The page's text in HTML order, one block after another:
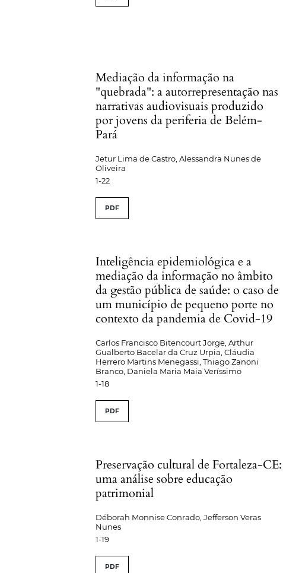
Mediação da informação na
"quebrada": a autorrepresentação nas
narrativas audiovisuais produzido
por jovens da periferia de Belém-
Pará
Jetur Lima de Castro, Alessandra Nunes de
Oliveira
1-22
PDF
Inteligência epidemiológica e a
mediação da informação no âmbito
da gestão pública de saúde: o caso de
um município de pequeno porte no
contexto da pandemia de Covid-19
Carlos Francisco Bitencourt Jorge, Arthur
Gualberto Bacelar da Cruz Urpia, Cláudia
Herrero Martins Menegassi, Thiago Zanoni
Branco, Daniela Maria Maia Veríssimo
1-18
PDF
Preservação cultural de Fortaleza-CE:
uma análise sobre educação
patrimonial
Déborah Monnise Conrado, Jefferson Veras
Nunes
1-19
PDF